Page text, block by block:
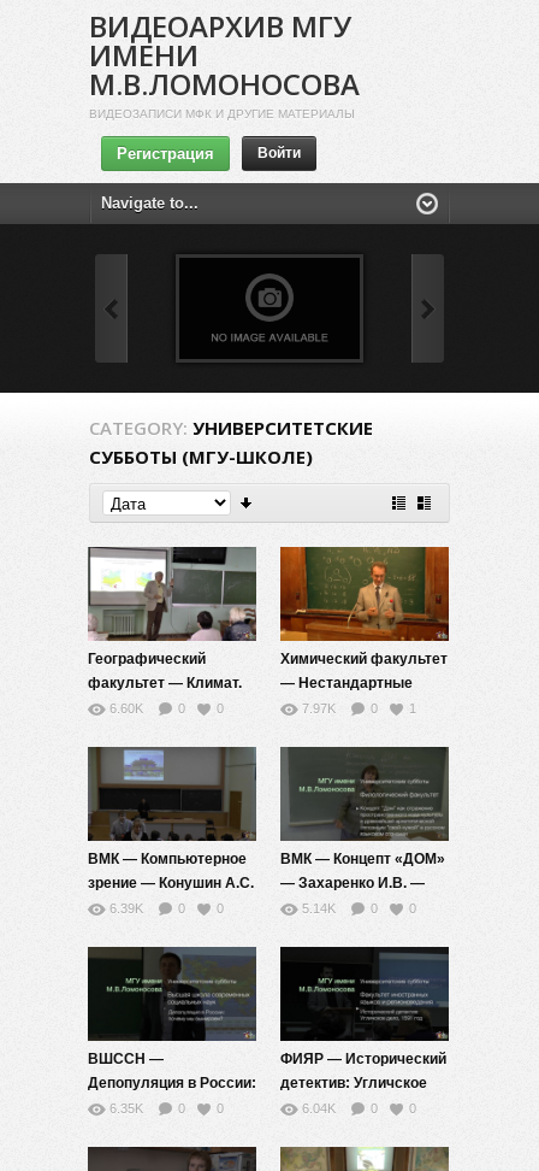
ВИДЕОАРХИВ МГУ
ИМЕНИ
М.В.ЛОМОНОСОВА
ВИДЕОЗАПИСИ МФК И ДРУГИЕ МАТЕРИАЛЫ
Регистрация Войти
CATEGORY: УНИВЕРСИТЕТСКИЕ
СУББОТЫ (МГУ-ШКОЛЕ)
Географический
факультет — Климат.
Климатические
климата.
Климатические
прогнозы. А.В. Кислов.
6.60K 0 0
Химический факультет
— Нестандартные
задачи по химии – от
школе)
7.97K 0 1
ВМК — Компьютерное
зрение — Конушин А.С.
— (МГУ-школе)
6.39K 0 0
ВМК — Концепт «ДОМ»
— Захаренко И.В. —
(МГУ-школе)
5.14K 0 0
ВШССН —
Депопуляция в России:
почему мы вымираем?
(МГУ-школе)
6.35K 0 0
ФИЯР — Исторический
детектив: Угличское
дело, 1591 год —
аннотация (МГУ-школе)
6.04K 0 0